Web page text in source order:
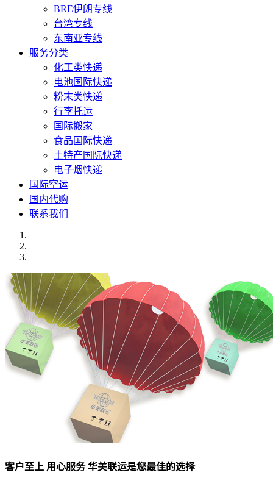
BRE伊朗专线
台湾专线
东南亚专线
服务分类
化工类快递
电池国际快递
粉末类快递
行李托运
国际搬家
食品国际快递
土特产国际快递
电子烟快递
国际空运
国内代购
联系我们
客户至上 用心服务 华美联运是您最佳的选择